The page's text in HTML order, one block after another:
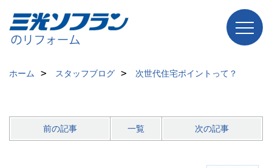
ホーム スタッフブログ 次世代住宅ポイントって？
前の記事 一覧 次の記事